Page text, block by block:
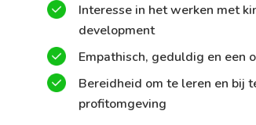
Interesse in het werken met
development
Empathisch, geduldig en een
Bereidheid om te leren en bij
profitomgeving